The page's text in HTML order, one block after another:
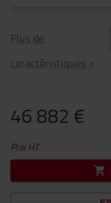
Plus de
caractéristiques >
46 882 €
Prix HT